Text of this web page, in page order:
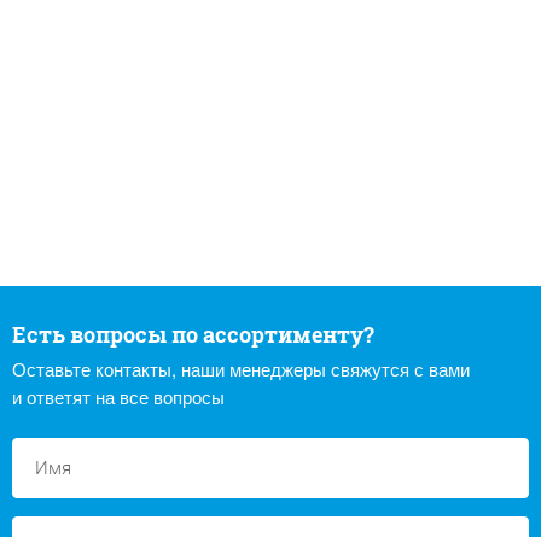
Есть вопросы по ассортименту?
Оставьте контакты, наши менеджеры свяжутся с вами
и ответят на все вопросы